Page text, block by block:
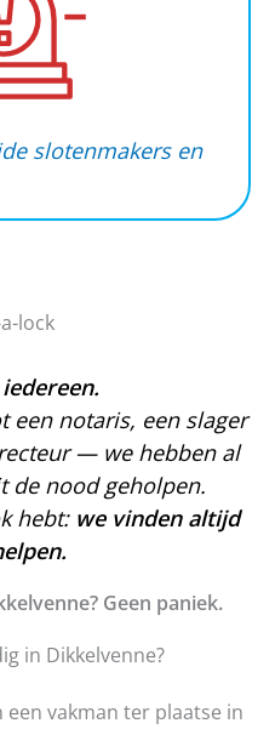
slotenmakers en
een notaris, een slager
— we hebben al
de nood geholpen.
hebt: we vinden altijd
Geen paniek.
in Dikkelvenne?
vakman ter plaatse in